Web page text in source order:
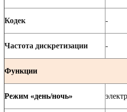
Кодек -
Частота дискретизации -
Функции
Режим «день/ночь»